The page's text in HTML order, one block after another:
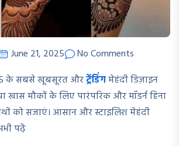
June 21, 2025
No Comments
के सबसे खूबसूरत औरट्रेंडिंगमेहंदी डिज़ाइन
खास मौकों के लिए पारंपरिक और मॉडर्न हिना
को सजाएं। आसान और स्टाइलिश मेहंदी
पढ़ें